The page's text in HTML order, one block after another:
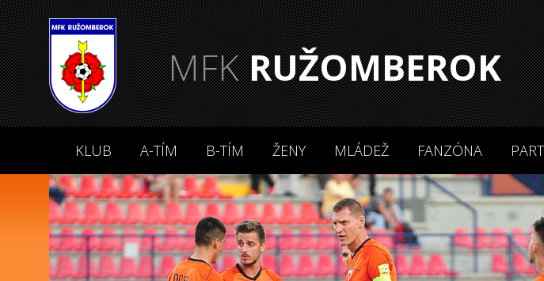
MFKRUŽOMBEROK
KLUB A-TÍM B-TÍM ŽENY MLÁDEŽ FANZÓNA